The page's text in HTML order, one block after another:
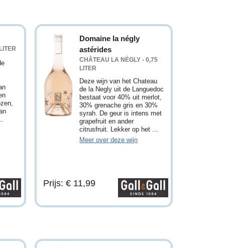
Domaine la négly
astérides
CHÂTEAU LA NÉGLY - 0,75
LITER
Deze wijn van het Chateau
de la Negly uit de Languedoc
bestaat voor 40% uit merlot,
30% grenache gris en 30%
syrah. De geur is intens met
grapefruit en ander
citrusfruit. Lekker op het ...
Meer over deze wijn
Prijs: € 11,99